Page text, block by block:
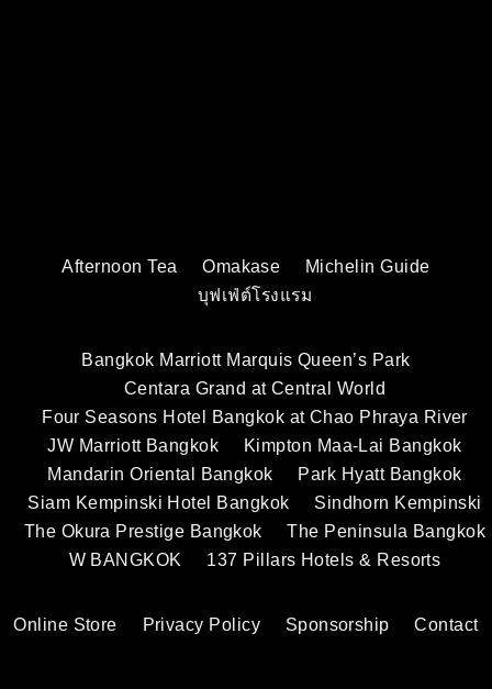
Afternoon Tea Omakase
Michelin Guide
บุฟเฟ่ต์โรงแรม
Bangkok Marriott Marquis Queen’s Park
Centara Grand at Central World
Four Seasons Hotel Bangkok at Chao Phraya River
JW Marriott Bangkok
Kimpton Maa-Lai Bangkok
Mandarin Oriental Bangkok
Park Hyatt Bangkok
Siam Kempinski Hotel Bangkok
Sindhorn Kempinski
The Okura Prestige Bangkok
The Peninsula Bangkok
W BANGKOK
137 Pillars Hotels & Resorts
Online Store Privacy Policy Sponsorship Contact